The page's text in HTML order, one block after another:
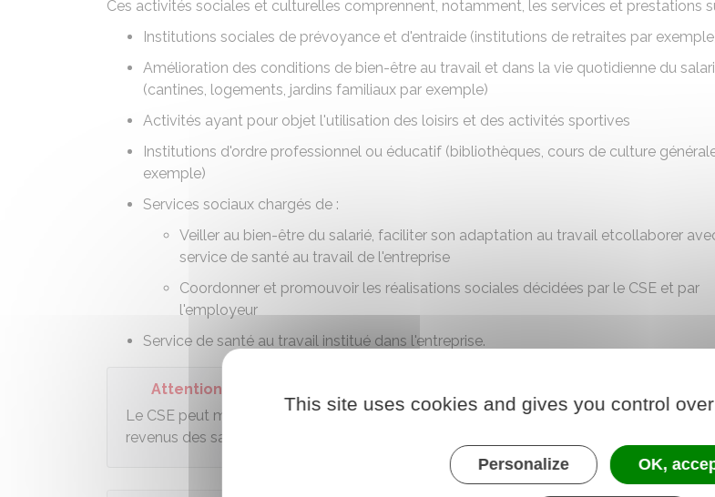
Ces activités sociales et culturelles comprennent, notamment, les services et prestations
Institutions sociales de prévoyance et d'entraide (institutions de retraites par
Amélioration des conditions de bien-être au travail et dans la vie quotidienne du
(cantines, logements, jardins familiaux par exemple)
Activités ayant pour objet l'utilisation des loisirs et des activités sportives
Institutions d'ordre professionnel ou éducatif (bibliothèques, cours de culture
exemple)
Services sociaux chargés de :
Veiller au bien-être du salarié, faciliter son adaptation au travail etcollaborer
service de santé au travail de l'entreprise
Coordonner et promouvoir les réalisations sociales décidées par le CSE et par
l'employeur
Service de santé au travail institué dans l'entreprise.
Attention
Le CSE peut moduler les avantages en fonction de certains critères tels que, par
revenus des salariés ou l'âge des enfants.
This site uses cookies and gives you control
Personalize OK,